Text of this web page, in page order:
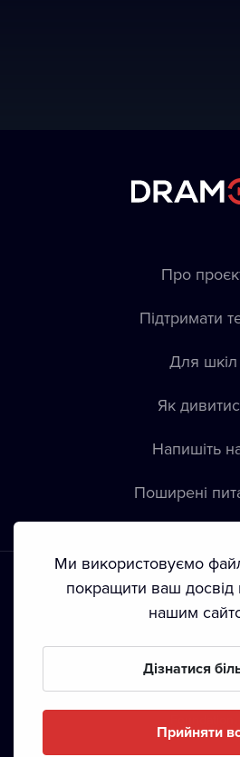
Про
Підтримати
Для шкіл
Як
Напишіть
Пoширені
Положення й умови •
Ми використовуємо
покращити ваш досвід
нашим
Дізнатися
Прийняти